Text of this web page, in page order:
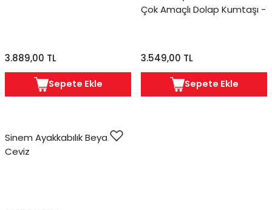
3.889,00 TL
Sepete Ekle
Çok Amaçlı Dolap Kumtaşı -
3.549,00 TL
Sepete Ekle
Sinem Ayakkabılık Beyaz-
Ceviz